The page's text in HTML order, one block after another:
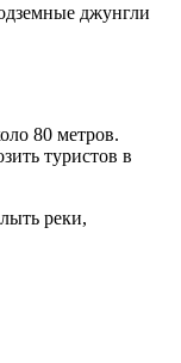
джунгли
80 метров.
туристов в
реки,